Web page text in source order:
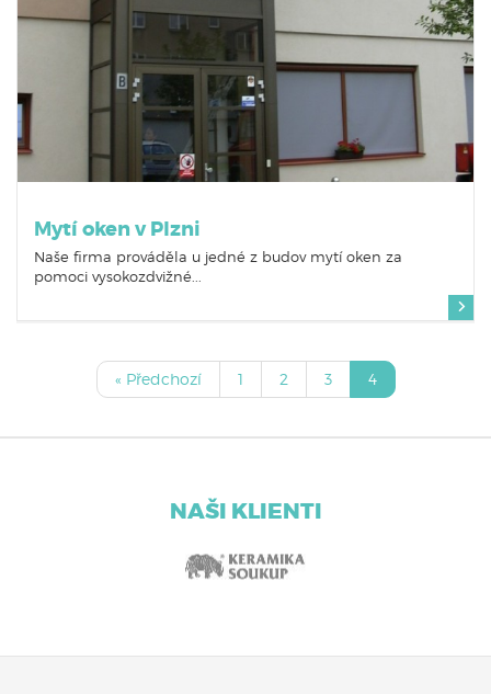
Mytí oken v Plzni
Naše firma prováděla u jedné z budov mytí oken za
pomoci vysokozdvižné...
« Předchozí 1 2 3 4
NAŠI KLIENTI